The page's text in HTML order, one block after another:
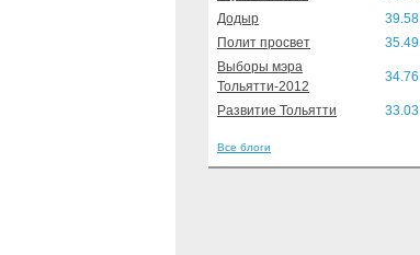
Додыр
39.58
Полит просвет
35.49
Выборы мэра
Тольятти-2012
34.76
Развитие Тольятти 33.03
Все блоги